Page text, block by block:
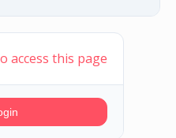
access this page